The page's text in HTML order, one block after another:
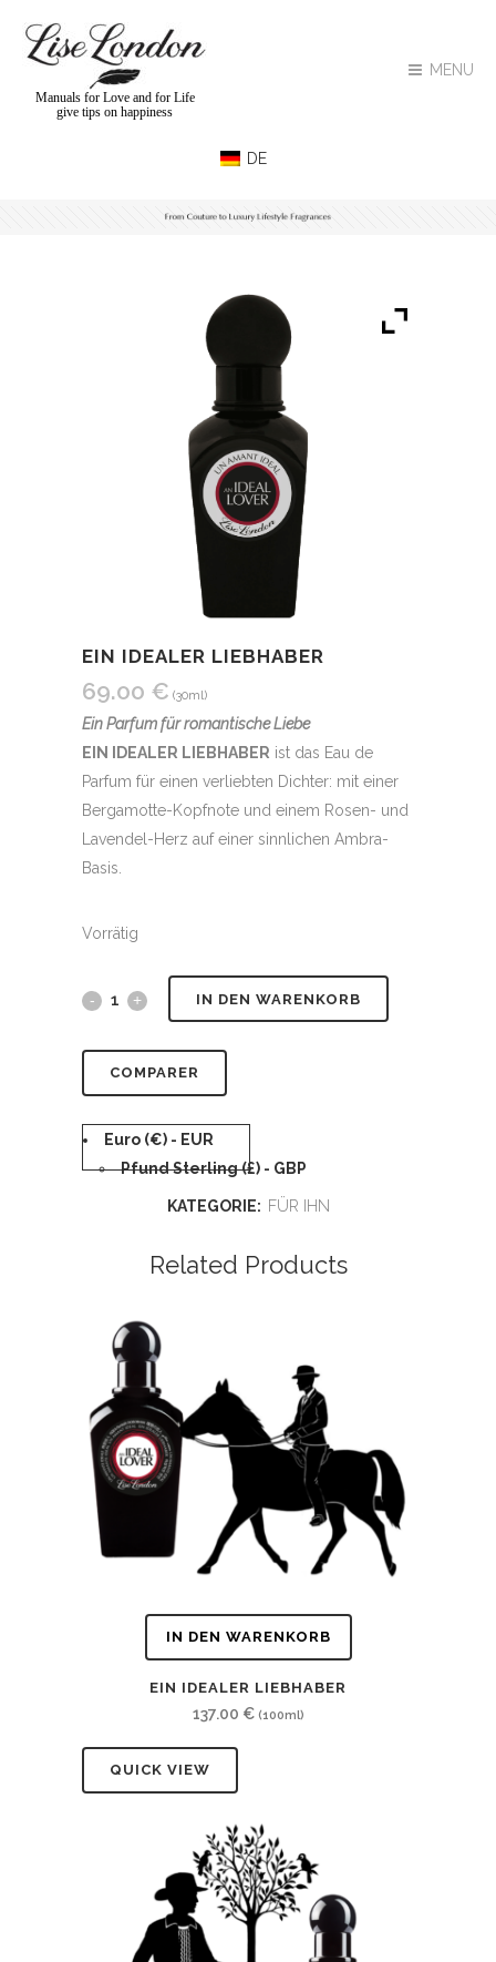
MENU
Manuals for Love and for Life
give tips on happiness
EIN IDEALER LIEBHABER
69.00 € (30ml)
Ein Parfum für romantische Liebe
EIN IDEALER LIEBHABER ist das Eau de
Parfum für einen verliebten Dichter: mit einer
Bergamotte-Kopfnote und einem Rosen- und
Lavendel-Herz auf einer sinnlichen Ambra-
Basis.
Vorrätig
IN DEN WARENKORB
COMPARER
Euro (€) - EUR
Pfund Sterling (£) - GBP
KATEGORIE: FÜR IHN
Related Products
IN DEN WARENKORB
EIN IDEALER LIEBHABER
137.00 €(100ml)
QUICK VIEW